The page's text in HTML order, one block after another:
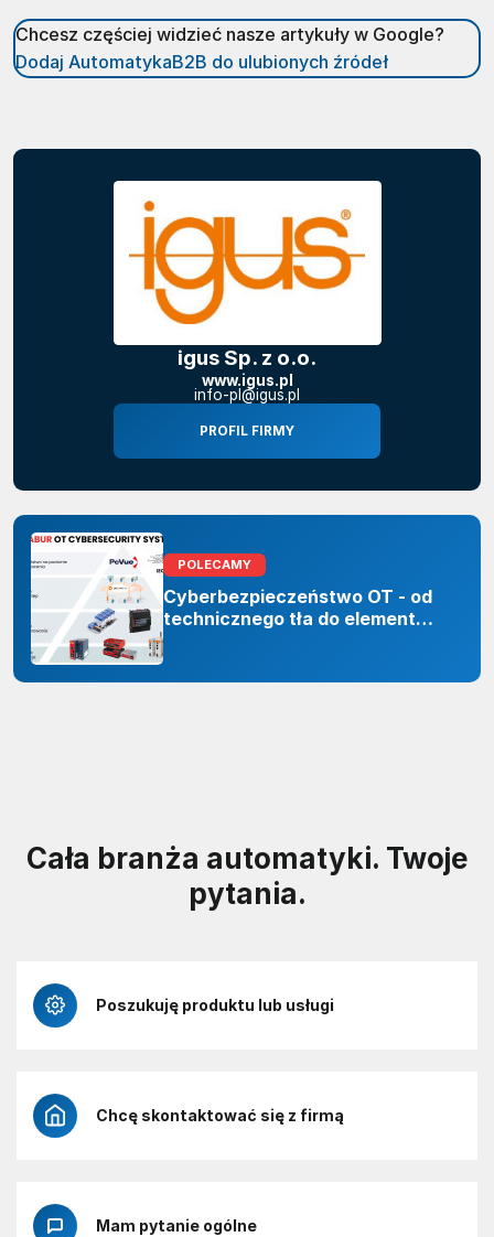
Chcesz częściej widzieć nasze artykuły w Google?
Dodaj AutomatykaB2B do ulubionych źródeł
igus Sp. z o.o.
www.igus.pl
info-pl@igus.pl
PROFIL FIRMY
POLECAMY
Cyberbezpieczeństwo OT - od
technicznego tła do elementu
Cała branża automatyki. Twoje
pytania.
Poszukuję produktu lub usługi
Chcę skontaktować się z firmą
Mam pytanie ogólne